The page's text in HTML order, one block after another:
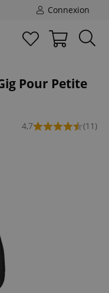
Connexion
Pour Petite
4,7 (11)